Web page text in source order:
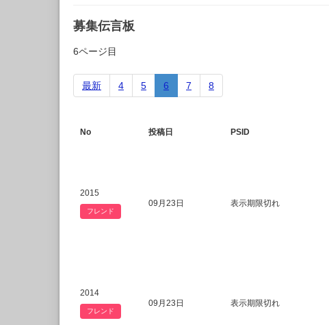
募集伝言板
6ページ目
最新 4 5 6 7 8
No 投稿日 PSID
2015
フレンド
09月23日 表示期限切れ
2014
フレンド
09月23日 表示期限切れ